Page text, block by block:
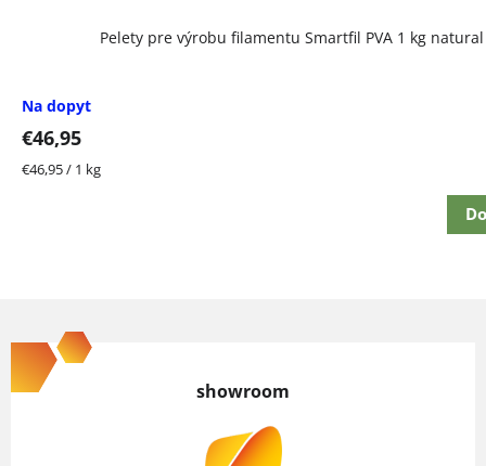
Pelety pre výrobu filamentu Smartfil PVA 1 kg natural
Na dopyt
€46,95
Jednotková
€46,95 / 1 kg
á
p
showroom